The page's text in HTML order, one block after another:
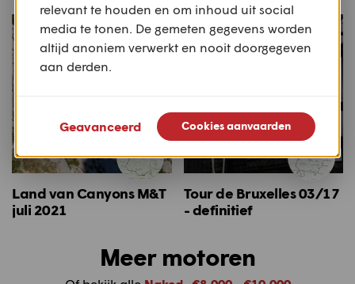
Land van Canyons M&T
juli 2021
Tour de Bruxelles 03/17
- definitief
Meer motoren
relevant te houden en om inhoud uit social
media te tonen. De gemeten gegevens worden
altijd anoniem verwerkt en nooit doorgegeven
aan derden.
Geavanceerd Cookies aanvaarden